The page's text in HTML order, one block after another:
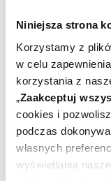
Niniejsza strona
Korzystamy z
w celu
korzystania z
„Zaakceptuj
cookies i
podczas
własnych
wyświetlania
POWIADOM O